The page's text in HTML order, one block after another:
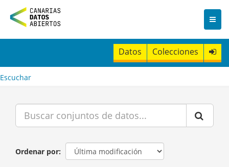
n
t
Datos Colecciones
Escuchar
Ordenar por